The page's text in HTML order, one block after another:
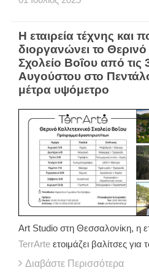
Η εταιρεία τέχνης και
διοργανώνει το Θερινό
Σχολείο Βοΐου από τις
Αυγούστου στο
μέτρα υψόμετρο
Art Studio στη Θεσσαλονίκη, η
TerrArte ετοιμάζει βαλίτσες
Διαβάστε Περισσότερα